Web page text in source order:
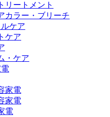
リートメント
カラー・ブリーチ
ケア
ケア
・ケア
家電
家電
電